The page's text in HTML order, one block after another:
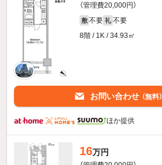
（管理費20,000円）
敷 不要 礼 不要
8階 / 1K / 34.93㎡
お問い合わせ （無料）
ほか提供
16万円